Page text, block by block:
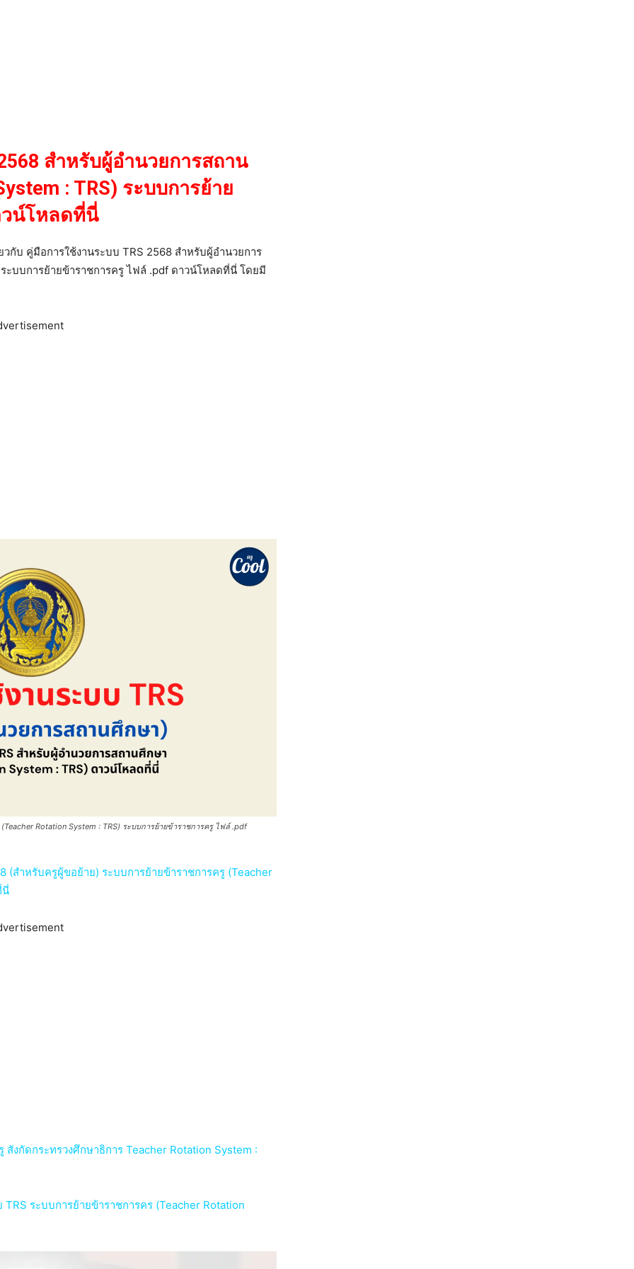
สำหรับผู้อำนวยการสถาน
: TRS) ระบบการย้าย
น์โหลดที่นี่
วกับ คู่มือการใช้งานระบบ TRS 2568 สำหรับผู้อำนวยการ
ะบบการย้ายข้าราชการครู ไฟล์ .pdf ดาวน์โหลดที่นี่ โดยมี
Rotation System : TRS) ระบบการย้ายข้าราชการครู ไฟล์ .pdf
(สำหรับครูผู้ขอย้าย) ระบบการย้ายข้าราชการครู (Teacher
นี่
งกัดกระทรวงศึกษาธิการ Teacher Rotation System :
ระบบการย้ายข้าราชการคร (Teacher Rotation